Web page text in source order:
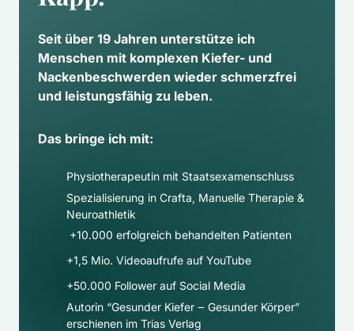
Seit über 19 Jahren unterstütze ich
Menschen mit komplexen Kiefer- und
Nackenbeschwerden wieder schmerzfrei
und leistungsfähig zu leben.
Das bringe ich mit:
Physiotherapeutin mit Staatsexamenschluss
Spezialisierung in Crafta, Manuelle Therapie &
Neuroathletik
+10.000 erfolgreich behandelten Patienten
+1,5 Mio. Videoaufrufe auf YouTube
+50.000 Follower auf Social Media​
Autorin “Gesunder Kiefer ‒ Gesunder Körper”
erschienen im Trias Verlag